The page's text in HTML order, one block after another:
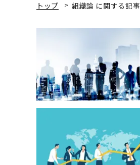
トップ 組織論 に関する記事